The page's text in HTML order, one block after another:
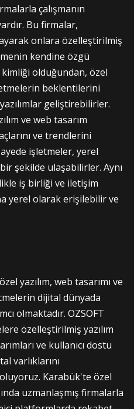
çalışmanın
Bu firmalar,
onlara özelleştirilmiş
kendine özgü
olduğundan, özel
beklentilerini
geliştirebilirler.
ve web tasarım
ve trendlerini
işletmeler, yerel
şekilde ulaşabilirler. Aynı
iş birliği ve iletişim
yerel olarak erişilebilir ve
yazılım, web tasarımı ve
dijital dünyada
olmaktadır. OZSOFT
özelleştirilmiş yazılım
ve kullanıcı dostu
varlıklarını
Karabük'te özel
uzmanlaşmış firmalarla